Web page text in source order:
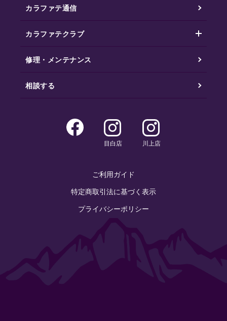
カラファテ通信
カラファテクラブ
修理・メンテナンス
相談する
目白店 川上店
ご利用ガイド
特定商取引法に基づく表示
プライバシーポリシー